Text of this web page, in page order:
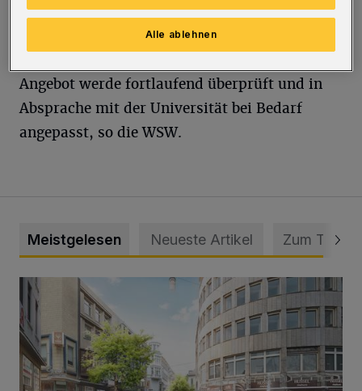
Absprache mit der Uni angepasst. Die
Einsatzwagen mit der Kennung E800 fahren
Angebot werde fortlaufend überprüft und in
Absprache mit der Universität bei Bedarf
angepasst, so die WSW.
Meistgelesen Neueste Artikel Zum Thema
Ein neuer Brunnen für die Alte Freiheit
Alle ablehnen